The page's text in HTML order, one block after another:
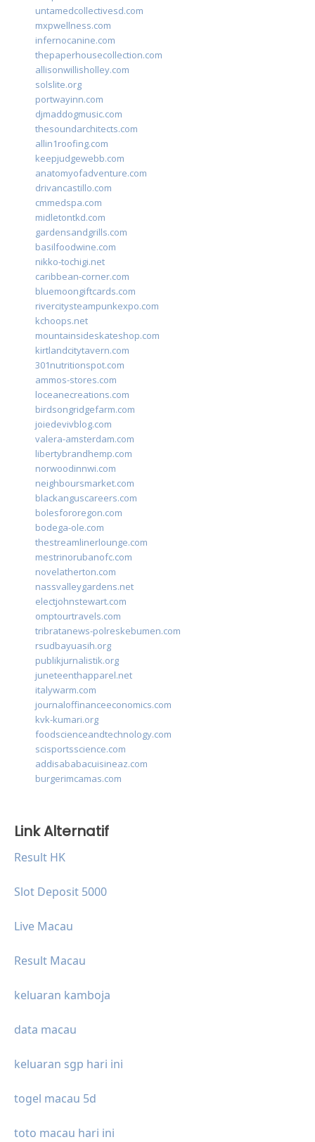
untamedcollectivesd.com
mxpwellness.com
infernocanine.com
thepaperhousecollection.com
allisonwillisholley.com
solslite.org
portwayinn.com
djmaddogmusic.com
thesoundarchitects.com
allin1roofing.com
keepjudgewebb.com
anatomyofadventure.com
drivancastillo.com
cmmedspa.com
midletontkd.com
gardensandgrills.com
basilfoodwine.com
nikko-tochigi.net
caribbean-corner.com
bluemoongiftcards.com
rivercitysteampunkexpo.com
kchoops.net
mountainsideskateshop.com
kirtlandcitytavern.com
301nutritionspot.com
ammos-stores.com
loceanecreations.com
birdsongridgefarm.com
joiedevivblog.com
valera-amsterdam.com
libertybrandhemp.com
norwoodinnwi.com
neighboursmarket.com
blackanguscareers.com
bolesfororegon.com
bodega-ole.com
thestreamlinerlounge.com
mestrinorubanofc.com
novelatherton.com
nassvalleygardens.net
electjohnstewart.com
omptourtravels.com
tribratanews-polreskebumen.com
rsudbayuasih.org
publikjurnalistik.org
juneteenthapparel.net
italywarm.com
journaloffinanceeconomics.com
kvk-kumari.org
foodscienceandtechnology.com
scisportsscience.com
addisababacuisineaz.com
burgerimcamas.com
Link Alternatif
Result HK
Slot Deposit 5000
Live Macau
Result Macau
keluaran kamboja
data macau
keluaran sgp hari ini
togel macau 5d
toto macau hari ini